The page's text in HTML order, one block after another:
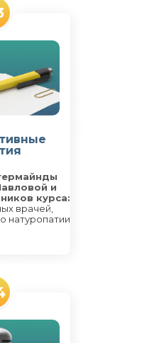
и
курса:
врачей,
натуропатии